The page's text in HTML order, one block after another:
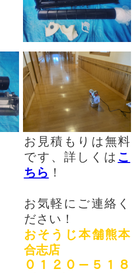
お見積もりは無料
です、 詳しくは こ
ちら ！
お気軽にご連絡く
ださい！
おそうじ本舗熊本
合志店
０１２０－５１８